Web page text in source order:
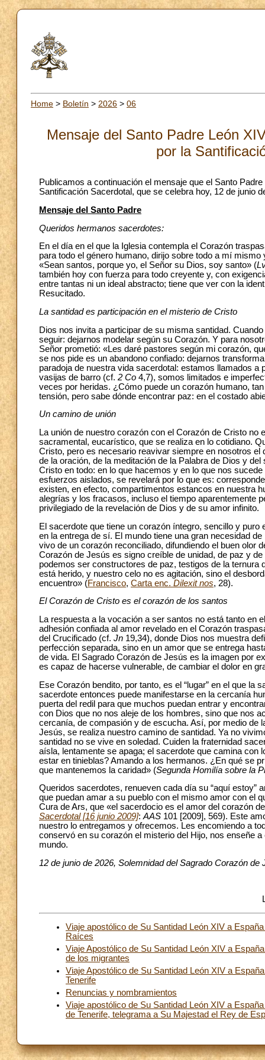
Home > Boletín > 2026 > 06
Mensaje del Santo Padre León
por la
Publicamos a continuación el mensaje que el Santo
Santificación Sacerdotal, que se celebra hoy, 12 de junio
Mensaje del Santo Padre
Queridos hermanos sacerdotes:
En el día en el que la Iglesia contempla el Corazón
para todo el género humano, dirijo sobre todo a mí
«Sean santos, porque yo, el Señor su Dios, soy santo» (
también hoy con fuerza para todo creyente y, con
entre tantas ni un ideal abstracto; tiene que ver con la
Resucitado.
La santidad es participación en el misterio de Cristo
Dios nos invita a participar de su misma santidad.
seguir: dejarnos modelar según su Corazón. Y para
Señor prometió: «Les daré pastores según mi corazón,
se nos pide es un abandono confiado: dejarnos
paradoja de nuestra vida sacerdotal: estamos llamados
vasijas de barro (cf. 2 Co 4,7), somos limitados e
veces por heridas. ¿Cómo puede un corazón humano,
tensión, pero sabe dónde encontrar paz: en el costado
Un camino de unión
La unión de nuestro corazón con el Corazón de Cristo
sacramental, eucarístico, que se realiza en lo cotidiano.
Cristo, pero es necesario reavivar siempre en nosotros
de la oración, de la meditación de la Palabra de Dios y
Cristo en todo: en lo que hacemos y en lo que nos
esfuerzos aislados, se revelará por lo que es:
existen, en efecto, compartimentos estancos en nuestra
alegrías y los fracasos, incluso el tiempo aparentemente
privilegiado de la revelación de Dios y de su amor infinito.
El sacerdote que tiene un corazón íntegro, sencillo y
en la entrega de sí. El mundo tiene una gran necesidad
vivo de un corazón reconciliado, difundiendo el buen olor
Corazón de Jesús es signo creíble de unidad, de paz y
podemos ser constructores de paz, testigos de la ternura
está herido, y nuestro celo no es agitación, sino el
encuentro» (Francisco, Carta enc. Dilexit nos, 28).
El Corazón de Cristo es el corazón de los santos
La respuesta a la vocación a ser santos no está tanto en
adhesión confiada al amor revelado en el Corazón
del Crucificado (cf. Jn 19,34), donde Dios nos muestra
perfección separada, sino en un amor que se entrega
de vida. El Sagrado Corazón de Jesús es la imagen por
es capaz de hacerse vulnerable, de cambiar el dolor en
Ese Corazón bendito, por tanto, es el “lugar” en el que
sacerdote entonces puede manifestarse en la cercanía
puerta del redil para que muchos puedan entrar y
con Dios que no nos aleje de los hombres, sino que nos
cercanía, de compasión y de escucha. Así, por medio de
Jesús, se realiza nuestro camino de santidad. Ya no
santidad no se vive en soledad. Cuiden la fraternidad
aísla, lentamente se apaga; el sacerdote que camina
estar en tinieblas? Amando a los hermanos. ¿En qué se
que mantenemos la caridad» (Segunda Homilía sobre la
Queridos sacerdotes, renueven cada día su “aquí estoy”
que puedan amar a su pueblo con el mismo amor con el
Cura de Ars, que «el sacerdocio es el amor del corazón
Sacerdotal [16 junio 2009]: AAS 101 [2009], 569). Este
nuestro lo entregamos y ofrecemos. Les encomiendo a
conservó en su corazón el misterio del Hijo, nos enseñe
mundo.
12 de junio de 2026, Solemnidad del Sagrado Corazón de
Viaje apostólico de Su Santidad León XIV a
Raíces
Viaje Apostólico de Su Santidad León XIV a
de los migrantes
Viaje Apostólico de Su Santidad León XIV a
Tenerife
Renuncias y nombramientos
Viaje apostólico de Su Santidad León XIV a
de Tenerife, telegrama a Su Majestad el Rey de